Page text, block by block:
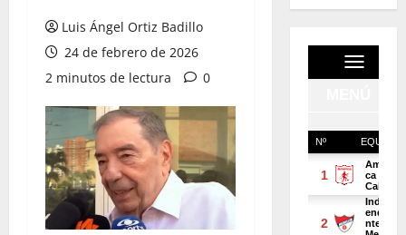
Luis Ángel Ortiz Badillo
24 de febrero de 2026
2 minutos de lectura
0